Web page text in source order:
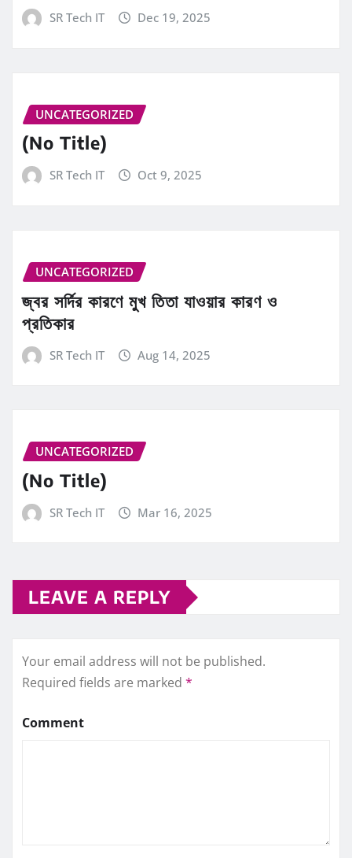
SR Tech IT Dec 19, 2025
UNCATEGORIZED
(No Title)
SR Tech IT Oct 9, 2025
UNCATEGORIZED
জ্বর সর্দির কারণে মুখ তিতা যাওয়ার কারণ ও
প্রতিকার
SR Tech IT Aug 14, 2025
UNCATEGORIZED
(No Title)
SR Tech IT Mar 16, 2025
LEAVE A REPLY
Your email address will not be published.
Required fields are marked *
Comment